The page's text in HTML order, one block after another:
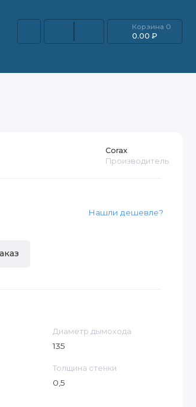
Корзина 0
0.00 ₽
Corax
Производитель
Нашли дешевле?
Диаметр дымохода
135
Толщина стенки
0,5